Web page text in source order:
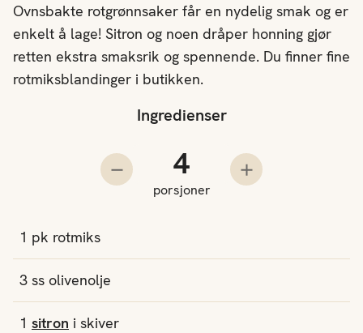
Ingredienser
Trekk fra en porsjon
Antall porsjoner
porsjoner
Legg til en
1 pk rotmiks
3 ss olivenolje
1 sitron i skiver
Ovnsbakte rotgrønnsaker får en nydelig smak og er
enkelt å lage! Sitron og noen dråper honning gjør
retten ekstra smaksrik og spennende. Du finner fine
rotmiksblandinger i butikken.